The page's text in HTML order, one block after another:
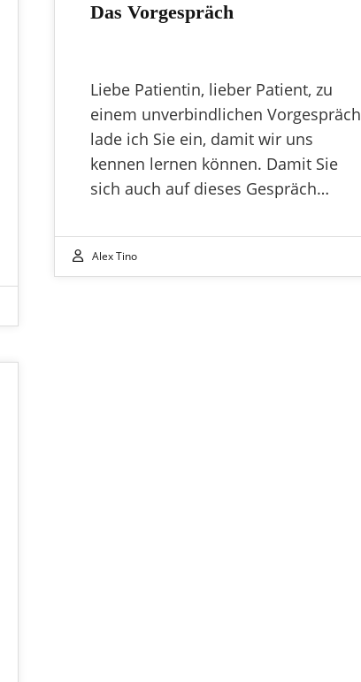
Das Vorgespräch
Liebe Patientin, lieber Patient, zu
einem unverbindlichen Vorgespräch
lade ich Sie ein, damit wir uns
kennen lernen können. Damit Sie
sich auch auf dieses Gespräch…
Alex Tino